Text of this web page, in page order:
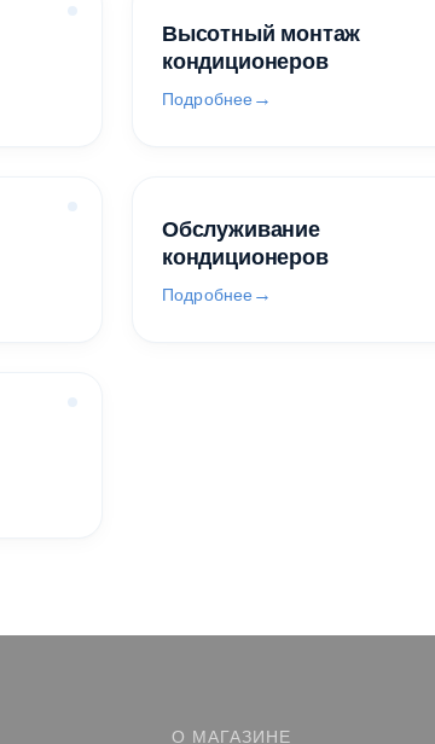
Высотный монтаж
кондиционеров
Подробнее
Обслуживание
кондиционеров
Подробнее
О МАГАЗИНЕ